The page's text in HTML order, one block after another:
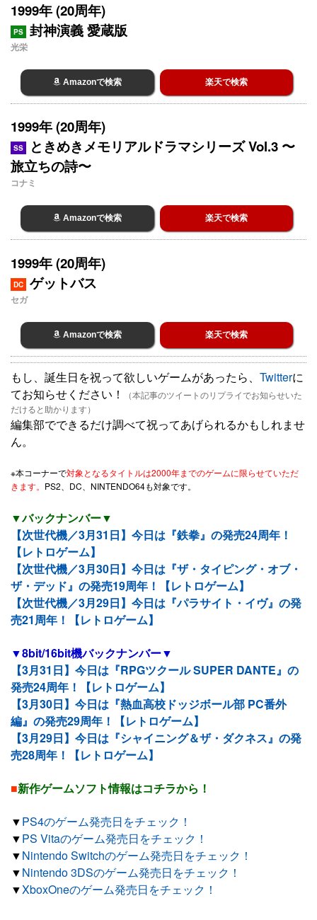
1999年 (20周年)
PS 封神演義 愛蔵版
光栄
Amazonで検索 楽天で検索
1999年 (20周年)
SS
ときめきメモリアルドラマシリーズ Vol.3 〜
旅立ちの詩〜
コナミ
Amazonで検索 楽天で検索
1999年 (20周年)
DC ゲットバス
セガ
Amazonで検索 楽天で検索
もし、誕生日を祝って欲しいゲームがあったら、 Twitterに
てお知らせください！
（本記事のツイートのリプライでお知らせいた
だけると助かります）
編集部でできるだけ調べて祝ってあげられるかもしれませ
ん。
※本コーナーで対象となるタイトルは2000年までのゲームに限らせていただ
きます。 PS2、DC、NINTENDO64も対象です。
▼バックナンバー▼
【次世代機／3月31日】今日は『鉄拳』の発売24周年！
【レトロゲーム】
【次世代機／3月30日】今日は『ザ・タイピング・オブ・
ザ・デッド』の発売19周年！【レトロゲーム】
【次世代機／3月29日】今日は『パラサイト・イヴ』の発
売21周年！【レトロゲーム】
▼8bit/16bit機バックナンバー▼
【3月31日】今日は『RPGツクール SUPER DANTE』の
発売24周年！【レトロゲーム】
【3月30日】今日は『熱血高校ドッジボール部 PC番外
編』の発売29周年！【レトロゲーム】
【3月29日】今日は『シャイニング＆ザ・ダクネス』の発
売28周年！【レトロゲーム】
■新作ゲームソフト情報はコチラから！
▼PS4のゲーム発売日をチェック！
▼PS Vitaのゲーム発売日をチェック！
▼Nintendo Switchのゲーム発売日をチェック！
▼Nintendo 3DSのゲーム発売日をチェック！
▼XboxOneのゲーム発売日をチェック！